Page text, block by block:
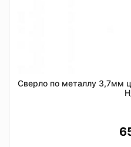
Сверло по металлу 3,7мм